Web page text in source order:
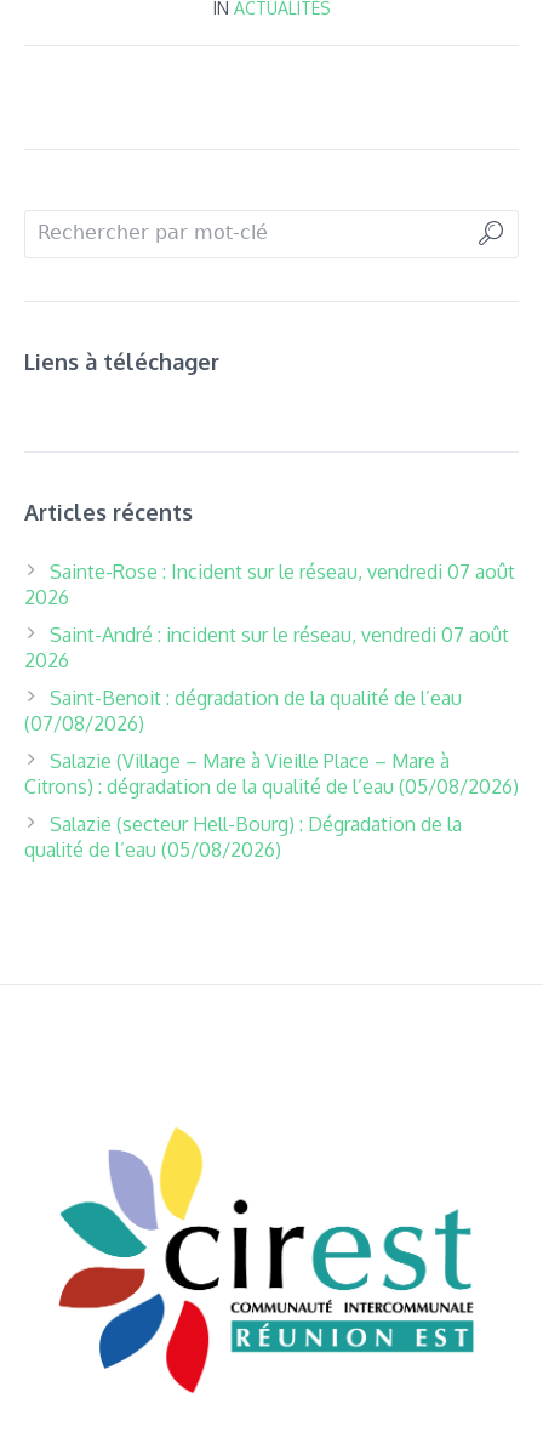
IN ACTUALITÉS
Liens à téléchager
Articles récents
Sainte-Rose : Incident sur le réseau, vendredi 07 août
2026
Saint-André : incident sur le réseau, vendredi 07 août
2026
Saint-Benoit : dégradation de la qualité de l’eau
(07/08/2026)
Salazie (Village – Mare à Vieille Place – Mare à
Citrons) : dégradation de la qualité de l’eau (05/08/2026)
Salazie (secteur Hell-Bourg) : Dégradation de la
qualité de l’eau (05/08/2026)